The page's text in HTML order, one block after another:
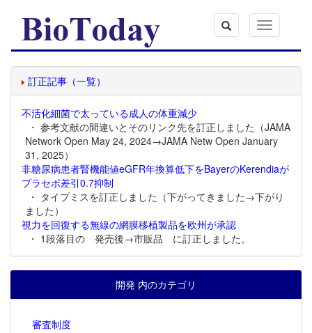
Toggle
navigation
訂正記事（一覧）
不活化細菌で太っている成人の体重減少
・ 参考文献の間違いとそのリンク先を訂正しました（JAMA
Network Open May 24, 2024→JAMA Netw Open January
31, 2025）
非糖尿病患者腎機能値eGFR年換算低下をBayerのKerendiaが
プラセボ差引0.7抑制
・ タイプミスを訂正しました（下がってきました→下がり
ました）
視力を回復する無線の網膜移植製品を欧州が承認
・ 1段落目の 発売後→市販品 に訂正しました。
開発 内のカテゴリ
審査制度